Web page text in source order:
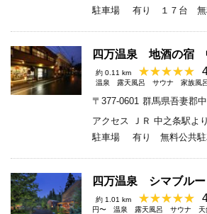
駐車場
有り １７台 無
四万温泉 地酒の宿
約 0.11 km
温泉
露天風呂 サウナ 家族風
〒377-0601 群馬県吾妻郡
アクセス
ＪＲ 中之条駅よ
駐車場
有り 無料公共駐
四万温泉 シマブルー
約 1.01 km
円〜
温泉 露天風呂 サウナ 天